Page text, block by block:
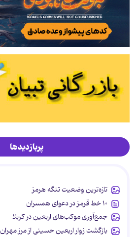
پربازدیدها
تازه‌ترین وضعیت تنگه هرمز
۱۰ خط قرمز در دعوای همسران
جمع‌آوری موکب‌های اربعین در کربلا
بازگشت زوار اربعین حسینی از مرز مهران